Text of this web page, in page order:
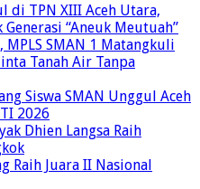
di TPN XIII Aceh Utara,
“Aneuk Meutuah”
SMAN 1 Matangkuli
Tanah Air Tanpa
Siswa SMAN Unggul Aceh
2026
Dhien Langsa Raih
Raih Juara II Nasional